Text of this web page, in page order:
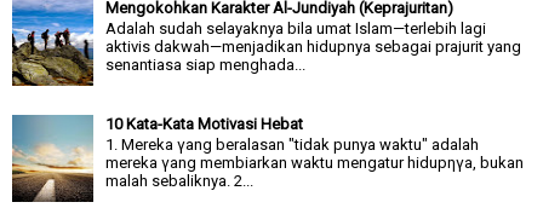
Mengokohkan Karakter Al-Jundiyah (Keprajuritan)
Adalah sudah selayaknya bila umat Islam—terlebih lagi
aktivis dakwah—menjadikan hidupnya sebagai prajurit yang
senantiasa siap menghada...
10 Kata-Kata Motivasi Hebat
1. Mereka γang beralasan "tidak punya waktu" adalah
mereka γang membiarkan waktu mengatur hidupηγa, bukan
malah sebaliknya. 2...